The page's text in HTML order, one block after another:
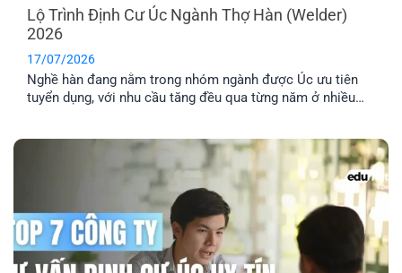
Lộ Trình Định Cư Úc Ngành Thợ Hàn (Welder)
2026
17/07/2026
Nghề hàn đang nằm trong nhóm ngành được Úc ưu tiên
tuyển dụng, với nhu cầu tăng đều qua từng năm ở nhiều
visa phù hợp, điều kiện cần và [...]